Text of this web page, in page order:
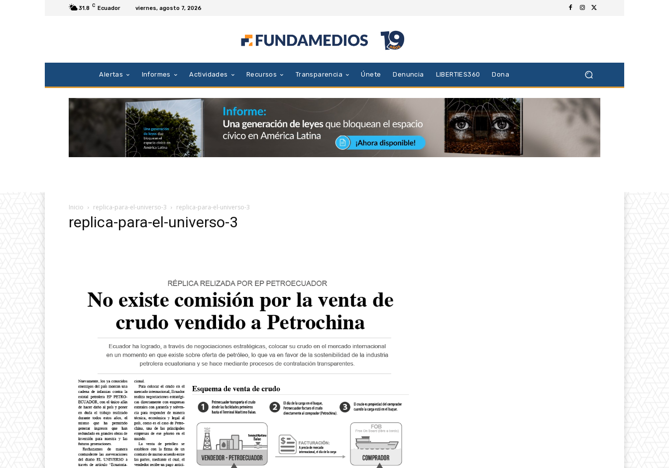
31.8 C Ecuador viernes, agosto 7, 2026
Alertas Informes Actividades Recursos Transparencia Únete Denuncia LIBERTIES360 Dona
Inicio replica-para-el-universo-3 replica-para-el-universo-3
replica-para-el-universo-3